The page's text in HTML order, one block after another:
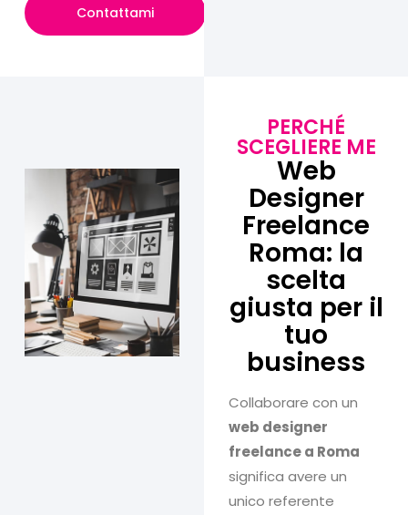
Contattami
PERCHÉ
SCEGLIERE ME
Web
Designer
Freelance
Roma: la
scelta
giusta per il
tuo
business
Collaborare con un
web designer
freelance a Roma
significa avere un
unico referente